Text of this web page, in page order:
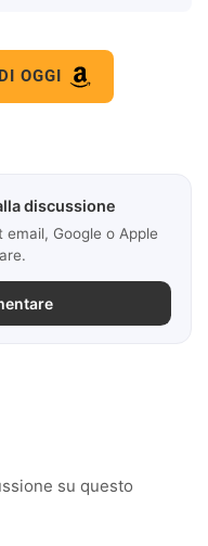
OGGI
discussione
Google o Apple
su questo